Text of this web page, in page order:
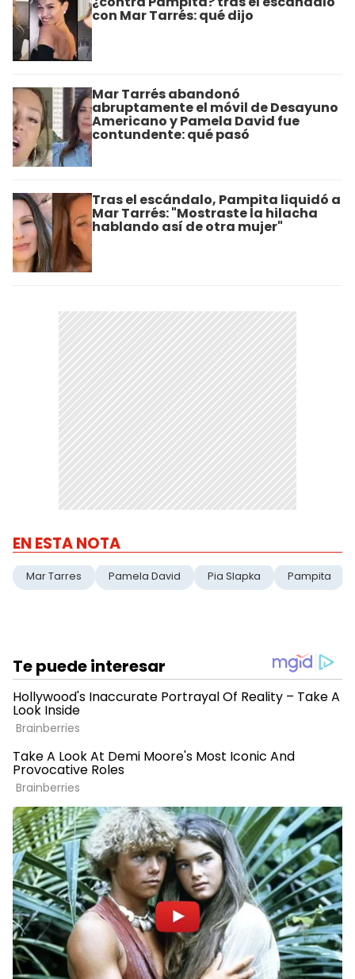
con Mar Tarrés: qué dijo
Mar Tarrés abandonó
abruptamente el móvil de Desayuno
Americano y Pamela David fue
contundente: qué pasó
Tras el escándalo, Pampita liquidó a
Mar Tarrés: "Mostraste la hilacha
hablando así de otra mujer"
EN ESTA NOTA
Mar Tarres Pamela David Pia Slapka Pampita